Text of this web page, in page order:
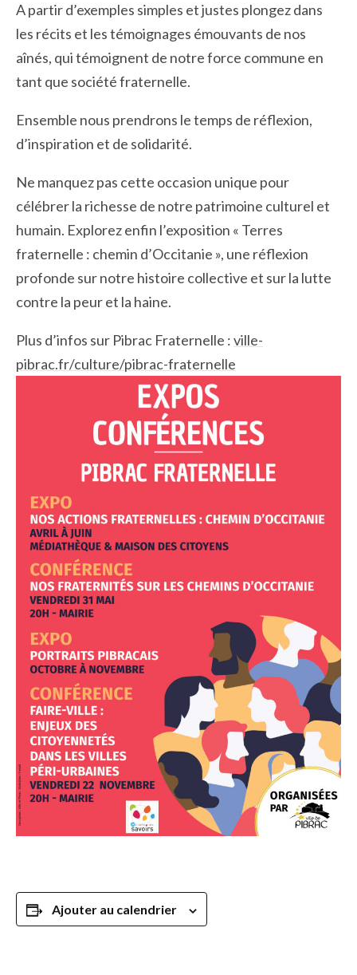
A partir d’exemples simples et justes plongez dans
les récits et les témoignages émouvants de nos
aînés, qui témoignent de notre force commune en
tant que société fraternelle.
Ensemble nous prendrons le temps de réflexion,
d’inspiration et de solidarité.
Ne manquez pas cette occasion unique pour
célébrer la richesse de notre patrimoine culturel et
humain. Explorez enfin l’exposition « Terres
fraternelle : chemin d’Occitanie », une réflexion
profonde sur notre histoire collective et sur la lutte
contre la peur et la haine.​
Plus d’infos sur Pibrac Fraternelle :ville-
pibrac.fr/culture/pibrac-fraternelle
Ajouter au calendrier